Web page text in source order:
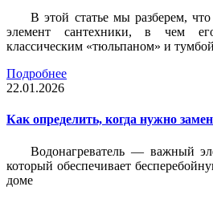
В этой статье мы разберем, что
элемент сантехники, в чем
классическим «тюльпаном» и тумбой
Подробнее
22.01.2026
Как определить, когда нужно
Водонагреватель — важный
который обеспечивает
доме